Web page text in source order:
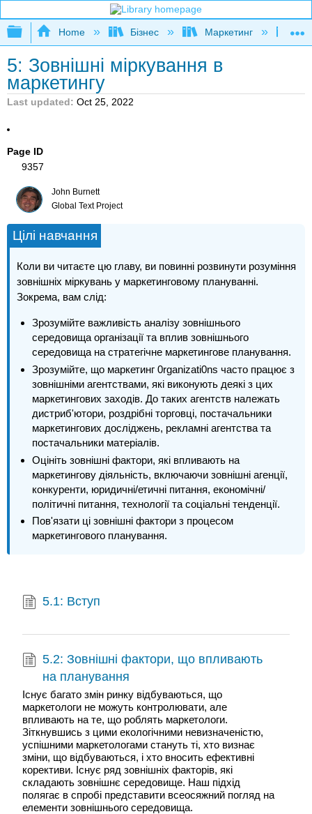
Expand/collapse global hierarchy
Home Бізнес Маркетинг
5: Зовнішні міркування в
маркетингу
Last updated Oct 25, 2022
Page ID
9357
John Burnett
Global Text Project
Цілі навчання
Коли ви читаєте цю главу, ви повинні розвинути розуміння
зовнішніх міркувань у маркетинговому плануванні.
Зокрема, вам слід:
Зрозумійте важливість аналізу зовнішнього
середовища організації та вплив зовнішнього
середовища на стратегічне маркетингове планування.
Зрозумійте, що маркетинг 0rganizati0ns часто працює з
зовнішніми агентствами, які виконують деякі з цих
маркетингових заходів. До таких агентств належать
дистриб'ютори, роздрібні торговці, постачальники
маркетингових досліджень, рекламні агентства та
постачальники матеріалів.
Оцініть зовнішні фактори, які впливають на
маркетингову діяльність, включаючи зовнішні агенції,
конкуренти, юридичні/етичні питання, економічні/
політичні питання, технології та соціальні тенденції.
Пов'язати ці зовнішні фактори з процесом
маркетингового планування.
5.1: Вступ
5.2: Зовнішні фактори, що впливають
на планування
Існує багато змін ринку відбуваються, що
маркетологи не можуть контролювати, але
впливають на те, що роблять маркетологи.
Зіткнувшись з цими екологічними невизначеністю,
успішними маркетологами стануть ті, хто визнає
зміни, що відбуваються, і хто вносить ефективні
корективи. Існує ряд зовнішніх факторів, які
складають зовнішнє середовище. Наш підхід
полягає в спробі представити всеосяжний погляд на
елементи зовнішнього середовища.